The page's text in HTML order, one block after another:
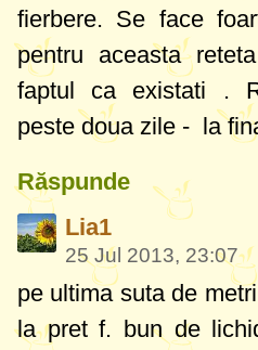
fierbere. Se face
pentru aceasta
faptul ca existati .
peste doua zile - la
Răspunde
Lia1
25 Jul 2013, 23:07
pe ultima suta de
la pret f. bun de